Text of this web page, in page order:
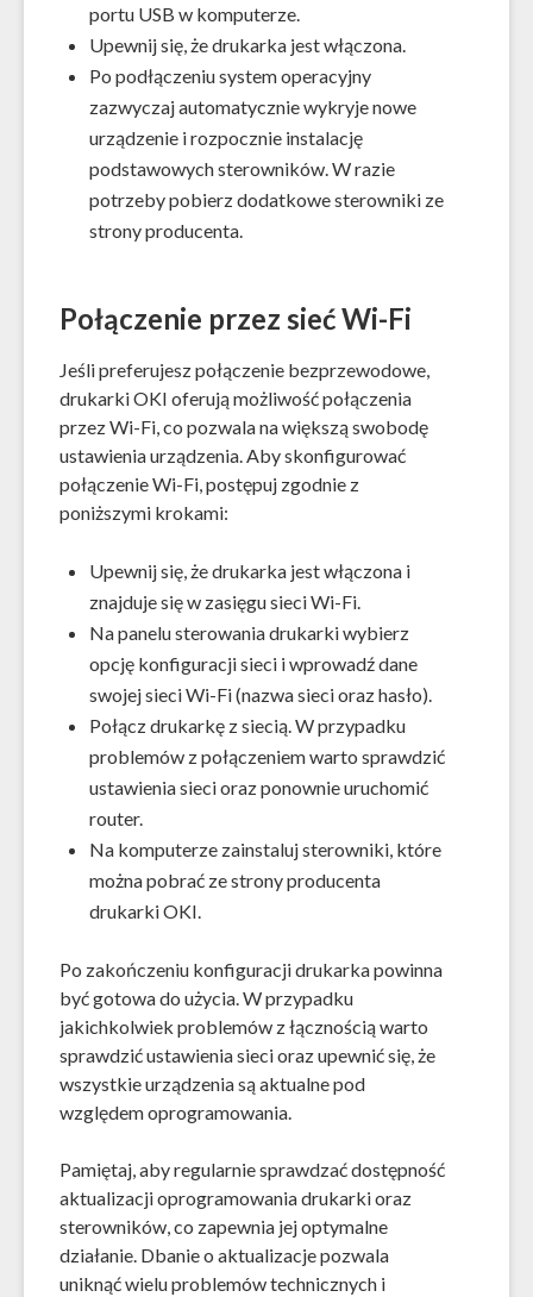
portu USB w komputerze.
Upewnij się, że drukarka jest włączona.
Po podłączeniu system operacyjny
zazwyczaj automatycznie wykryje nowe
urządzenie i rozpocznie instalację
podstawowych sterowników. W razie
potrzeby pobierz dodatkowe sterowniki ze
strony producenta.
Połączenie przez sieć Wi-Fi
Jeśli preferujesz połączenie bezprzewodowe,
drukarki OKI oferują możliwość połączenia
przez Wi-Fi, co pozwala na większą swobodę
ustawienia urządzenia. Aby skonfigurować
połączenie Wi-Fi, postępuj zgodnie z
poniższymi krokami:
Upewnij się, że drukarka jest włączona i
znajduje się w zasięgu sieci Wi-Fi.
Na panelu sterowania drukarki wybierz
opcję konfiguracji sieci i wprowadź dane
swojej sieci Wi-Fi (nazwa sieci oraz hasło).
Połącz drukarkę z siecią. W przypadku
problemów z połączeniem warto sprawdzić
ustawienia sieci oraz ponownie uruchomić
router.
Na komputerze zainstaluj sterowniki, które
można pobrać ze strony producenta
drukarki OKI.
Po zakończeniu konfiguracji drukarka powinna
być gotowa do użycia. W przypadku
jakichkolwiek problemów z łącznością warto
sprawdzić ustawienia sieci oraz upewnić się, że
wszystkie urządzenia są aktualne pod
względem oprogramowania.
Pamiętaj, aby regularnie sprawdzać dostępność
aktualizacji oprogramowania drukarki oraz
sterowników, co zapewnia jej optymalne
działanie. Dbanie o aktualizacje pozwala
uniknąć wielu problemów technicznych i